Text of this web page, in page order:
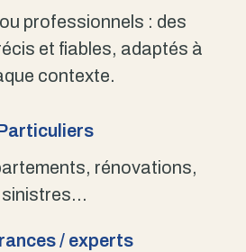
professionnels : des
et fiables, adaptés à
contexte.
rénovations,
sinistres…
/ experts